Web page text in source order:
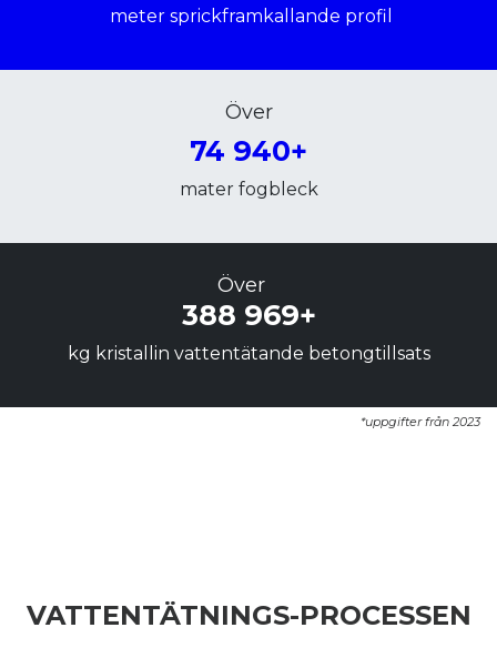
meter sprickframkallande profil
Över
74 940+
mater fogbleck
Över
388 969+
kg kristallin vattentätande betongtillsats
*uppgifter från 2023
VATTENTÄTNINGS-PROCESSEN